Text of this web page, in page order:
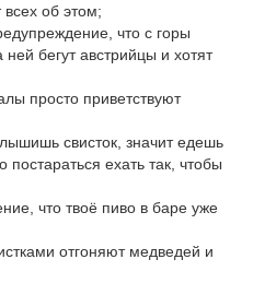
об этом;
что с горы
ней бегут австрийцы и хотят
просто приветствуют
свисток, значит едешь
ехать так, чтобы
что твоё пиво в баре уже
отгоняют медведей и